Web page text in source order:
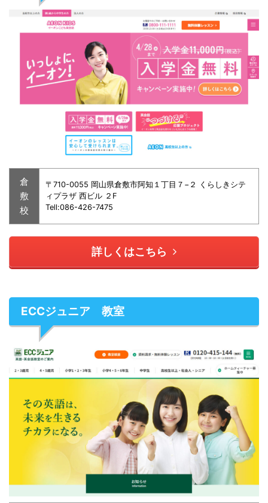
倉
敷
校
〒710-0055 岡山県倉敷市阿知１丁目７−２ くらしきシテ
ィプラザ 西ビル ２F
Tell:086-426-7475
詳しくはこちら
ECCジュニア 教室